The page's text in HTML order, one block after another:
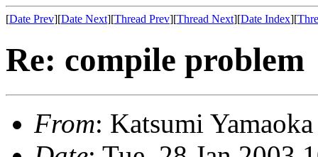
[Date Prev][Date Next][Thread Prev][Thread Next][Date Index][
Re: compile problem
From: Katsumi